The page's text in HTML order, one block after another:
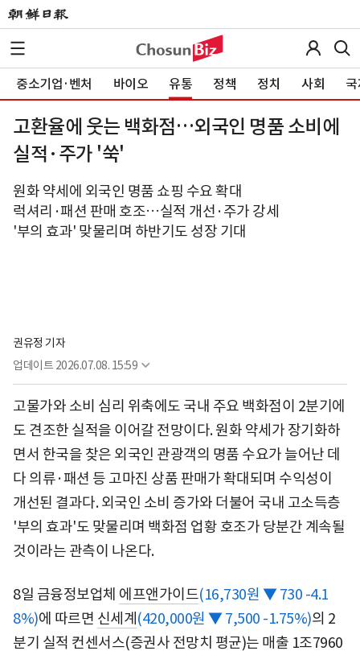
중소기업·벤처 바이오 유통 정책 정치 사회
고환율에 웃는 백화점…외국인 명품 소비에
실적·주가 '쑥'
원화 약세에 외국인 명품 쇼핑 수요 확대
럭셔리·패션 판매 호조…실적 개선·주가 강세
'부의 효과' 맞물리며 하반기도 성장 기대
권유정 기자
업데이트 2026.07.08. 15:59
고물가와 소비 심리 위축에도 국내 주요 백화점이 2분기에
도 견조한 실적을 이어갈 전망이다. 원화 약세가 장기화하
면서 한국을 찾은 외국인 관광객의 명품 수요가 늘어난 데
다 의류·패션 등 고마진 상품 판매가 확대되며 수익성이
개선된 결과다. 외국인 소비 증가와 더불어 국내 고소득층
'부의 효과'도 맞물리며 백화점 업황 호조가 당분간 계속될
것이라는 관측이 나온다.
8일 금융정보업체 에프앤가이드(16,730원 ▼ 730 -4.1
8%)에 따르면 신세계 (420,000원 ▼ 7,500 -1.75%)의 2
분기 실적 컨센서스(증권사 전망치 평균)는 매출 1조7960